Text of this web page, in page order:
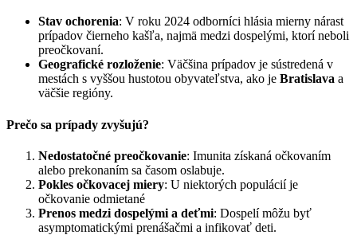
Stav ochorenia: V roku 2024 odborníci hlásia mierny nárast
prípadov čierneho kašľa, najmä medzi dospelými, ktorí neboli
preočkovaní.
Geografické rozloženie: Väčšina prípadov je sústredená v
mestách s vyššou hustotou obyvateľstva, ako je Bratislava a
väčšie regióny.
Prečo sa prípady zvyšujú?
Nedostatočné preočkovanie: Imunita získaná očkovaním
alebo prekonaním sa časom oslabuje.
Pokles očkovacej miery: U niektorých populácií je
očkovanie odmietané
Prenos medzi dospelými a deťmi: Dospelí môžu byť
asymptomatickými prenášačmi a infikovať deti.